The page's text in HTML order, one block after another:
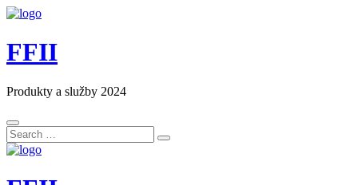
FFII
Produkty a služby 2024
Search
for:
Search